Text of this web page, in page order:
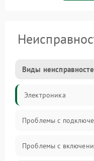
Виды
Электроника
Проблемы с
Проблемы с